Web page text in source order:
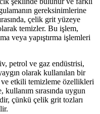
gereksinimlerine
çelik grit yüzeye
temizler. Bu işlem,
veya yapıştırma işlemleri
petrol ve gaz endüstrisi,
olarak kullanılan bir
ve etkili temizleme özellikleri
sırasında uygun
çünkü çelik grit tozları